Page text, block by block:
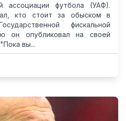
ассоциации футбола (УАФ).
кто стоит за обыском в
фискальной
он опубликовал на своей
вы...